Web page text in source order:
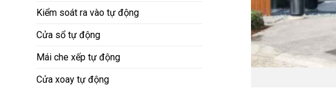
Kiểm soát ra vào tự động
Cửa sổ tự động
Mái che xếp tự động
Cửa xoay tự động